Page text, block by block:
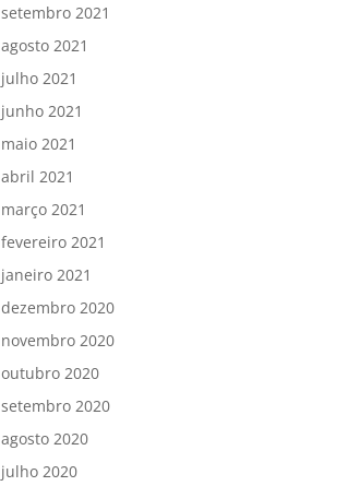
setembro 2021
agosto 2021
julho 2021
junho 2021
maio 2021
abril 2021
março 2021
fevereiro 2021
janeiro 2021
dezembro 2020
novembro 2020
outubro 2020
setembro 2020
agosto 2020
julho 2020